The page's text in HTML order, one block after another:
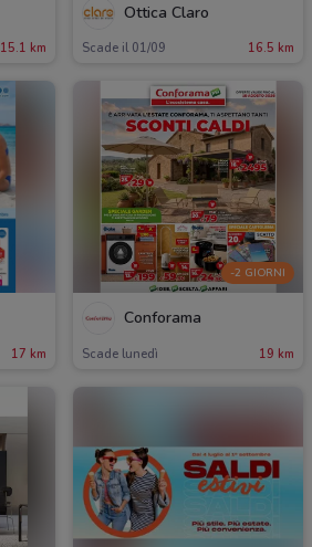
15.1 km
Ottica Claro
Scade il 01/09 16.5 km
17 km
-2 GIORNI
Conforama
Scade lunedì 19 km